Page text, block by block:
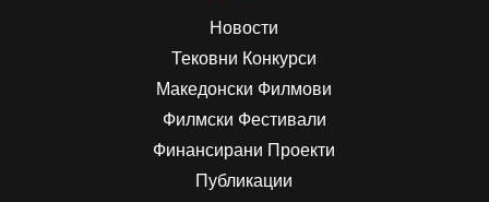
Новости
Тековни Конкурси
Македонски Филмови
Филмски Фестивали
Финансирани Проекти
Публикации